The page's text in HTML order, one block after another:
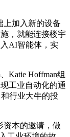
加入新的设备
，就能连接楼宇
AI智能体，实
Katie Hoffman组
工业自动化的通
行业大牛的投
本的邀请，做